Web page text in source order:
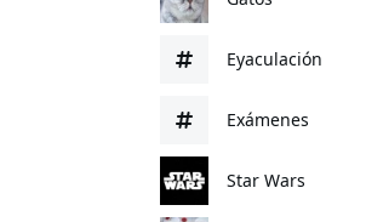
Eyaculación
Exámenes
Star Wars